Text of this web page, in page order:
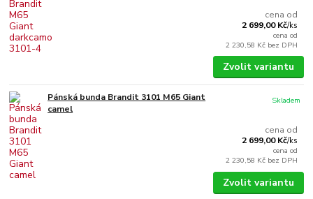
cena od
2 699,00 Kč/ks
cena od
2 230,58 Kč bez DPH
Zvolit variantu
Pánská bunda Brandit 3101 M65 Giant
camel
cena od
2 699,00 Kč/ks
cena od
2 230,58 Kč bez DPH
Skladem
Zvolit variantu